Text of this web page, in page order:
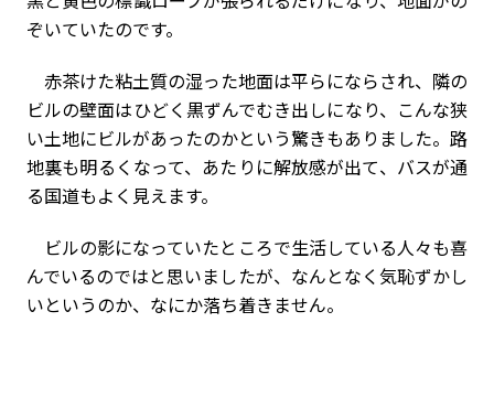
ぞいていたのです。
赤茶けた粘土質の湿った地面は平らにならされ、隣の
ビルの壁面はひどく黒ずんでむき出しになり、こんな狭
い土地にビルがあったのかという驚きもありました。路
地裏も明るくなって、あたりに解放感が出て、バスが通
る国道もよく見えます。
ビルの影になっていたところで生活している人々も喜
んでいるのではと思いましたが、なんとなく気恥ずかし
いというのか、なにか落ち着きません。